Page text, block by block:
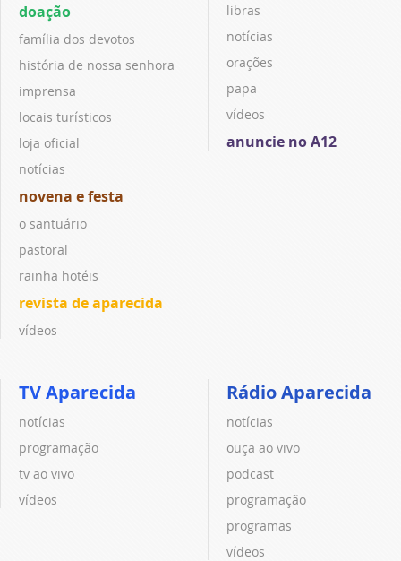
doação
família dos devotos
história de nossa senhora
imprensa
locais turísticos
loja oficial
notícias
novena e festa
o santuário
pastoral
rainha hotéis
revista de aparecida
vídeos
libras
notícias
orações
papa
vídeos
anuncie no A12
TV Aparecida
notícias
programação
tv ao vivo
vídeos
Rádio Aparecida
notícias
ouça ao vivo
podcast
programação
programas
vídeos